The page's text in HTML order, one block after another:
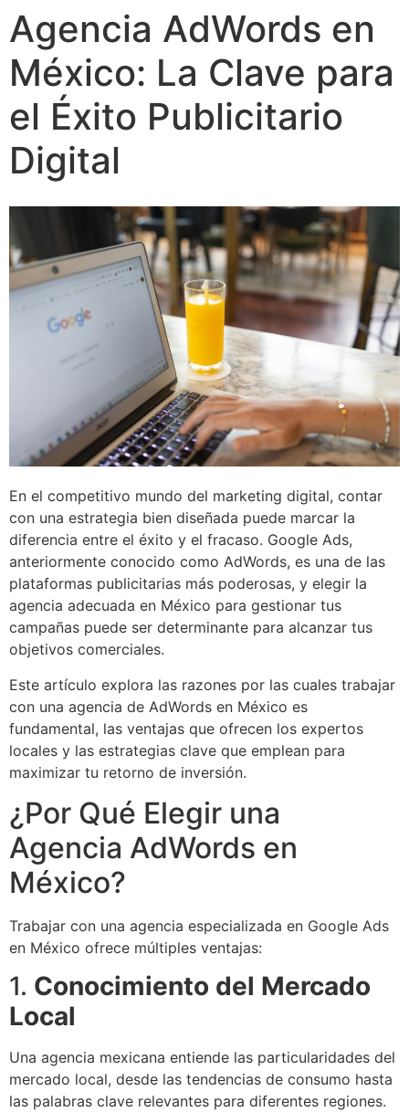
Agencia AdWords en
México: La Clave para
el Éxito Publicitario
Digital
En el competitivo mundo del marketing digital, contar
con una estrategia bien diseñada puede marcar la
diferencia entre el éxito y el fracaso. Google Ads,
anteriormente conocido como AdWords, es una de las
plataformas publicitarias más poderosas, y elegir la
agencia adecuada en México para gestionar tus
campañas puede ser determinante para alcanzar tus
objetivos comerciales.
Este artículo explora las razones por las cuales trabajar
con una agencia de AdWords en México es
fundamental, las ventajas que ofrecen los expertos
locales y las estrategias clave que emplean para
maximizar tu retorno de inversión.
¿Por Qué Elegir una
Agencia AdWords en
México?
Trabajar con una agencia especializada en Google Ads
en México ofrece múltiples ventajas:
1. Conocimiento del Mercado
Local
Una agencia mexicana entiende las particularidades del
mercado local, desde las tendencias de consumo hasta
las palabras clave relevantes para diferentes regiones.